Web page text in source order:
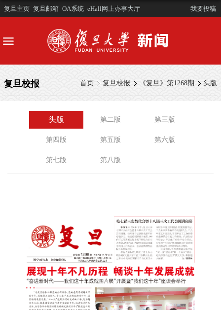
复旦主页 复旦邮箱 OA系统 eHall网上办事大厅 我要投稿
首页 复旦校报 《复旦》第1268期 头版
复旦校报
头版 第二版 第三版
第四版 第五版 第六版
第七版 第八版